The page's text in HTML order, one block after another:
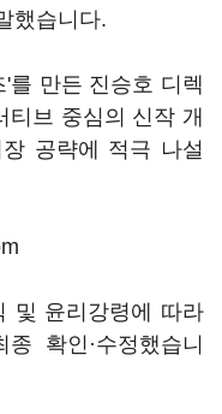
했습니다.
를 만든 진승호 디렉
티브 중심의 신작 개
공략에 적극 나설
및 윤리강령에 따라
확인·수정했습니